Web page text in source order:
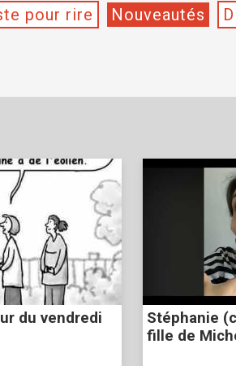
pour rire Nouveautés
du vendredi
Stéphanie
fille de